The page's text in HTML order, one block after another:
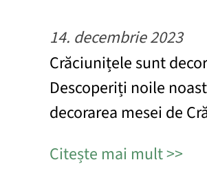
14. decembrie 2023
Crăciunițele sunt
Descoperiți noile
decorarea mesei de
Citește mai mult